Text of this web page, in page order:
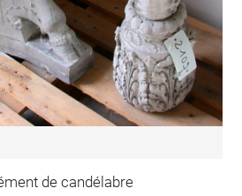
de candélabre